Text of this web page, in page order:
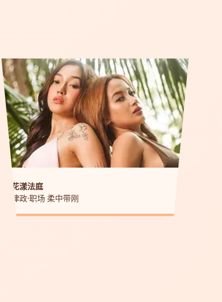
花漾法庭
律政·职场 柔中带刚